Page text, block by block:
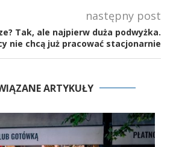
następny post
Tak, ale najpierw duża podwyżka.
nie chcą już pracować stacjonarnie
ARTYKUŁY